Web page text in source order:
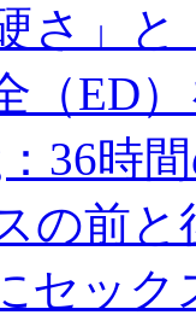
さ」と
（ED
36時
の前と
セック